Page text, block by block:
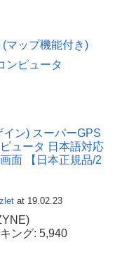
マップ機能付き)
ンピュータ
イン) スーパーGPS
ュータ 日本語対応
面 【日本正規品/2
at 19.02.23
ング: 5,940